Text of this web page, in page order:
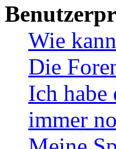
Wie
Die
Ich habe
immer